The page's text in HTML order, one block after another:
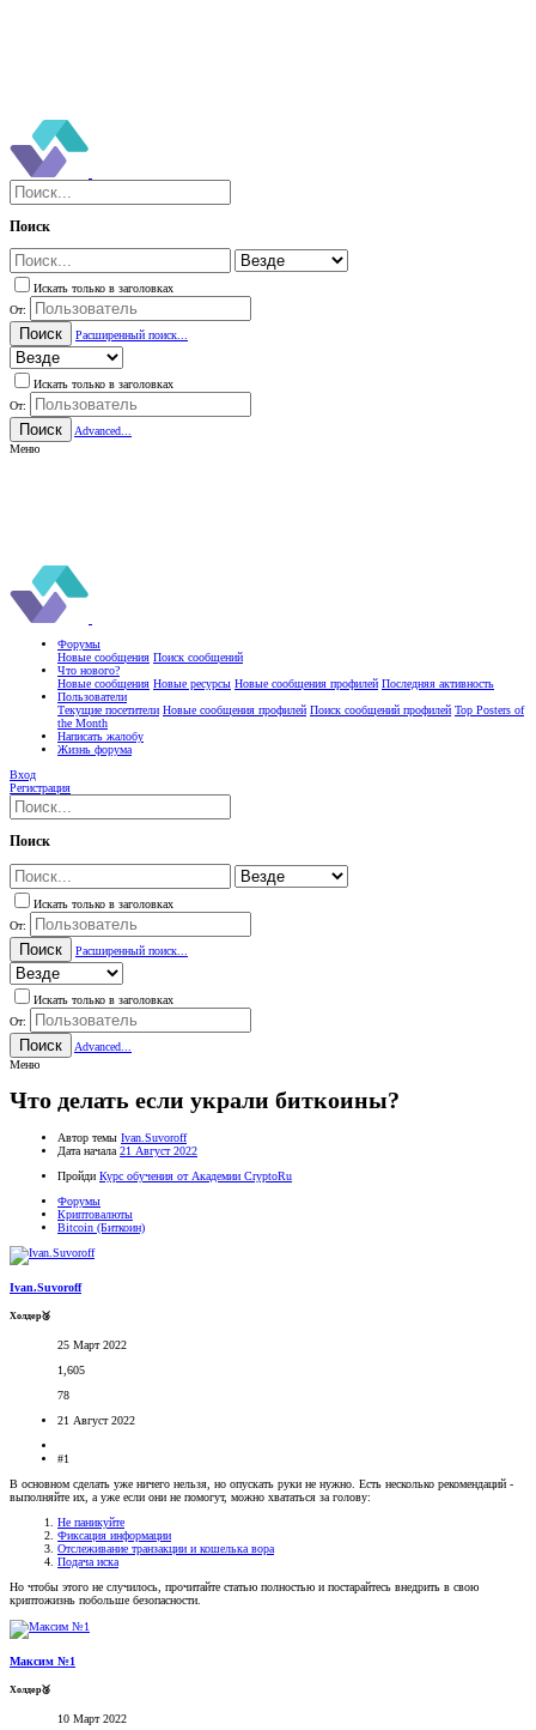
Поиск
Искать только в заголовках
От:
Поиск Расширенный поиск...
Искать только в заголовках
От:
Поиск
Advanced...
Меню
Форумы
Новые сообщения Поиск сообщений
Что нового?
Новые сообщения Новые ресурсы Новые сообщения профилей Последняя активность
Пользователи
Текущие посетители Новые сообщения профилей Поиск сообщений профилей Top Posters of
the Month
Написать жалобу
Жизнь форума
Вход
Регистрация
Поиск
Искать только в заголовках
От:
Поиск Расширенный поиск...
Искать только в заголовках
От:
Поиск
Advanced...
Меню
Что делать если украли биткоины?
Автор темы Ivan.Suvoroff
Дата начала 21 Август 2022
Пройди Курс обучения от Академии CryptoRu
Форумы
Криптовалюты
Bitcoin (Биткоин)
Ivan.Suvoroff
Холдер🥉
25 Март 2022
1,605
78
21 Август 2022
#1
В основном сделать уже ничего нельзя, но опускать руки не нужно. Есть несколько рекомендаций -
выполняйте их, а уже если они не помогут, можно хвататься за голову:
Не паникуйте
Фиксация информации
Отслеживание транзакции и кошелька вора
Подача иска
Но чтобы этого не случилось, прочитайте статью полностью и постарайтесь внедрить в свою
криптожизнь побольше безопасности.
Максим №1
Холдер🥉
10 Март 2022